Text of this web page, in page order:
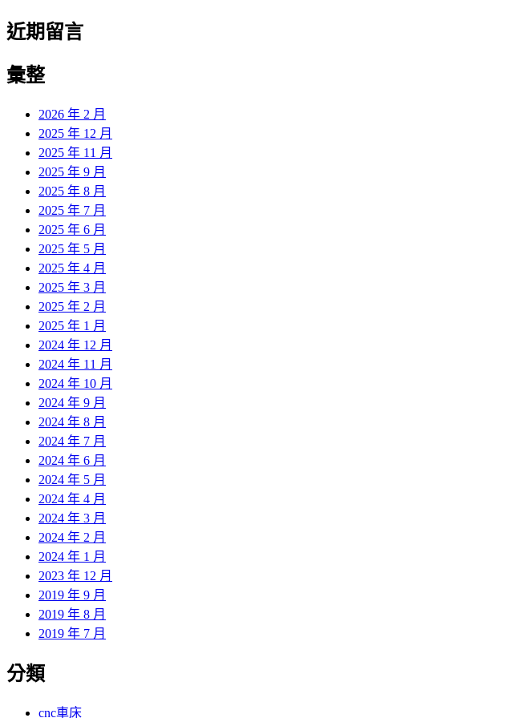
近期留言
彙整
2026 年 2 月
2025 年 12 月
2025 年 11 月
2025 年 9 月
2025 年 8 月
2025 年 7 月
2025 年 6 月
2025 年 5 月
2025 年 4 月
2025 年 3 月
2025 年 2 月
2025 年 1 月
2024 年 12 月
2024 年 11 月
2024 年 10 月
2024 年 9 月
2024 年 8 月
2024 年 7 月
2024 年 6 月
2024 年 5 月
2024 年 4 月
2024 年 3 月
2024 年 2 月
2024 年 1 月
2023 年 12 月
2019 年 9 月
2019 年 8 月
2019 年 7 月
分類
cnc車床